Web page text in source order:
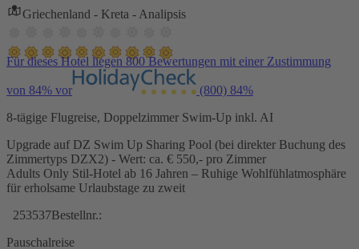
Griechenland - Kreta - Analipsis
Für dieses Hotel liegen 800 Bewertungen mit einer Zustimmung
von 84% vor (800) 84%
8-tägige Flugreise, Doppelzimmer Swim-Up inkl. AI
Upgrade auf DZ Swim Up Sharing Pool (bei direkter Buchung des
Zimmertyps DZX2) - Wert: ca. € 550,- pro Zimmer
Adults Only Stil-Hotel ab 16 Jahren – Ruhige Wohlfühlatmosphäre
für erholsame Urlaubstage zu zweit
253537Bestellnr.:
Pauschalreise